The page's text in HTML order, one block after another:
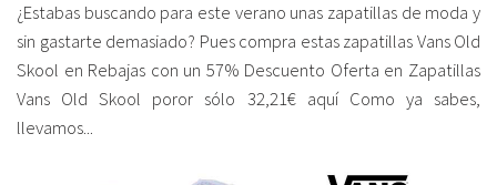
¿Estabas buscando para este verano unas zapatillas de moda y
sin gastarte demasiado? Pues compra estas zapatillas Vans Old
Skool en Rebajas con un 57% Descuento Oferta en Zapatillas
Vans Old Skool poror sólo 32,21€ aquí Como ya sabes,
llevamos...